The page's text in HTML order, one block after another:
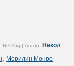
BeU.bg | Автор: Никол
, Мерилин Монро